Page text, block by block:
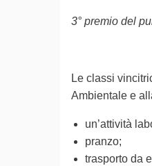
3° premio del
Le classi
Ambientale e
un’attività
pranzo;
trasporto da